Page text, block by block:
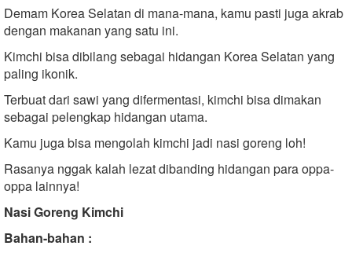
Demam Korea Selatan di mana-mana, kamu pasti juga akrab
dengan makanan yang satu ini.
Kimchi bisa dibilang sebagai hidangan Korea Selatan yang
paling ikonik.
Terbuat dari sawi yang difermentasi, kimchi bisa dimakan
sebagai pelengkap hidangan utama.
Kamu juga bisa mengolah kimchi jadi nasi goreng loh!
Rasanya nggak kalah lezat dibanding hidangan para oppa-
oppa lainnya!
Nasi Goreng Kimchi
Bahan-bahan :